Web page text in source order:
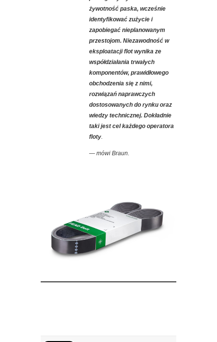
żywotność paska, wcześnie
identyfikować zużycie i
zapobiegać nieplanowanym
przestojom. Niezawodność w
eksploatacji flot wynika ze
współdziałania trwałych
komponentów, prawidłowego
obchodzenia się z nimi,
rozwiązań naprawczych
dostosowanych do rynku oraz
wiedzy technicznej. Dokładnie
taki jest cel każdego operatora
floty
— mówi Braun.